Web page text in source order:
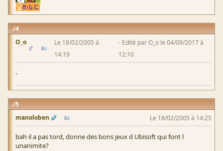
4
O_o
Le 18/02/2005 à
14:19
Edité par O_o le 04/09/2017 à
12:10
-
5
manoloben
Le 18/02/2005 à 14:25
bah il a pas tord, donne des bons jeux d Ubisoft qui font l
unanimite?